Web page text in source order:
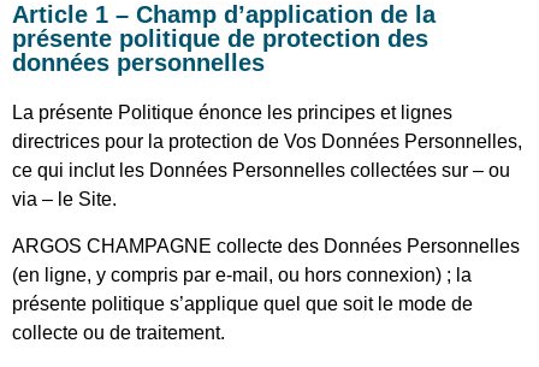
Article 1 – Champ d’application de la
présente politique de protection des
données personnelles
La présente Politique énonce les principes et lignes
directrices pour la protection de Vos Données Personnelles,
ce qui inclut les Données Personnelles collectées sur – ou
via – le Site.
ARGOS CHAMPAGNE collecte des Données Personnelles
(en ligne, y compris par e-mail, ou hors connexion) ; la
présente politique s’applique quel que soit le mode de
collecte ou de traitement.